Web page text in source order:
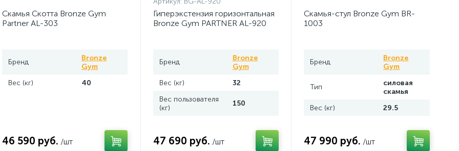
Скамья Скотта Bronze Gym
Partner AL-303
Бренд
Bronze
Gym
Вес (кг)
40
46 590 руб. /шт
Гиперэкстензия горизонтальная
Bronze Gym PARTNER AL-920
Бренд
Bronze
Gym
Вес (кг)
32
Вес пользователя
(кг)
150
47 690 руб. /шт
Скамья-стул Bronze Gym BR-
1003
Бренд
Bronze
Gym
Тип
силовая
скамья
Вес (кг)
29.5
47 990 руб. /шт